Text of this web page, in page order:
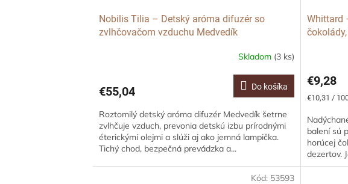
Nobilis Tilia – Detský aróma difuzér so
zvlhčovačom vzduchu Medvedík
Skladom (3 ks)
€55,04 Do košíka
Roztomilý detský aróma difuzér Medvedík šetrne
zvlhčuje vzduch, prevonia detskú izbu prírodnými
éterickými olejmi a slúži aj ako jemná lampička.
Tichý chod, bezpečná prevádzka a...
Whittard
€9,28
Jednotková
€10,31 /
balení sú
horúcej
dezertov.
pre...
Kód: 53593